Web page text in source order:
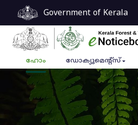
Government of Kerala
ഹോം ഡോക്യുമെൻ്റ്സ്